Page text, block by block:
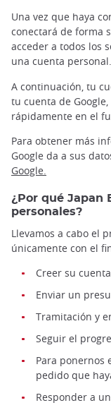
Una vez que haya
conectará de forma
acceder a todos los
una cuenta personal.
A continuación, tu
tu cuenta de
rápidamente en el
Para obtener más
Google da a sus
Google.
¿Por qué Japan
personales?
Llevamos a cabo el
únicamente con el
Creer su
Enviar un
Tramitación y
Seguir el
Para ponernos
pedido que
Responder a